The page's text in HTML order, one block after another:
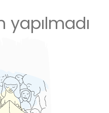
yapılmadı